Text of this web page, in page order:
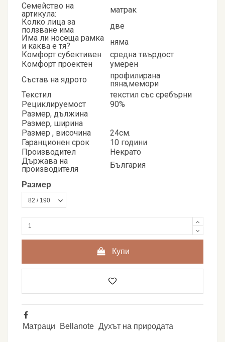
Семейство на
артикула:
матрак
Колко лица за
ползване има
две
Има ли носеща рамка
и каква е тя?
няма
Комфорт субективен
средна твърдост
Комфорт проектен
умерен
Състав на ядрото
профилирана
пяна,мемори
Текстил
текстил със сребърни
Рециклируемост
90%
Размер, дължина
Размер, ширина
Размер , височина
24см.
Гаранционен срок
10 години
Производител
Некрато
Държава на
производителя
България
Размер
Купи
Матраци Bellanote Духът на природата